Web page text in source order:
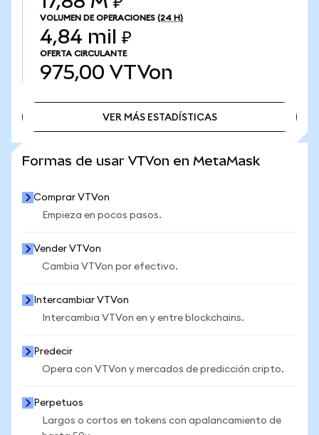
VOLUMEN DE OPERACIONES (24 H)
4,84 mil ₽
OFERTA CIRCULANTE
975,00 VTVon
VER MÁS ESTADÍSTICAS
Formas de usar VTVon en MetaMask
Comprar VTVon
Empieza en pocos pasos.
Vender VTVon
Cambia VTVon por efectivo.
Intercambiar VTVon
Intercambia VTVon en y entre blockchains.
Predecir
Opera con VTVon y mercados de predicción cripto.
Perpetuos
Largos o cortos en tokens con apalancamiento de